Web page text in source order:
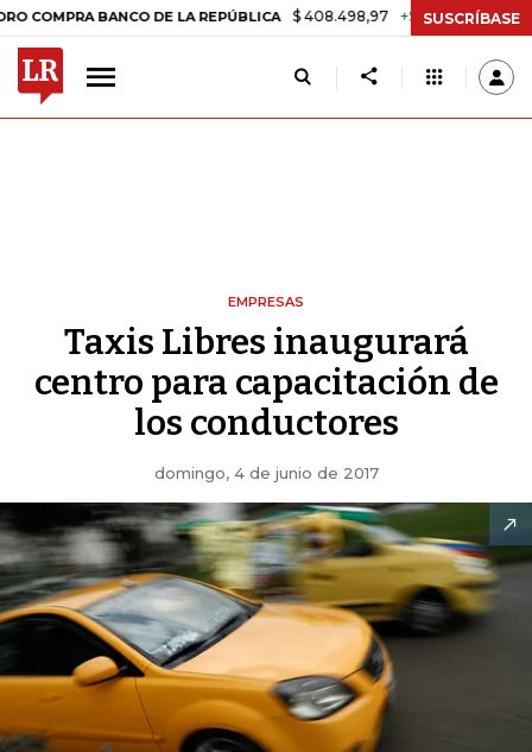
BANCO DE LA REPÚBLICA $ 408.498,97 +$ 8.753,81 +2,19%
SUSCRÍBASE
EMPRESAS
Taxis Libres inaugurará
centro para capacitación de
los conductores
domingo, 4 de junio de 2017